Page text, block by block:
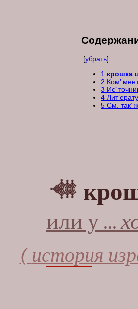
[убрать]
1 крошка
2 Ком’
3 Ис’
4
5 См. так’
или у ...
( история